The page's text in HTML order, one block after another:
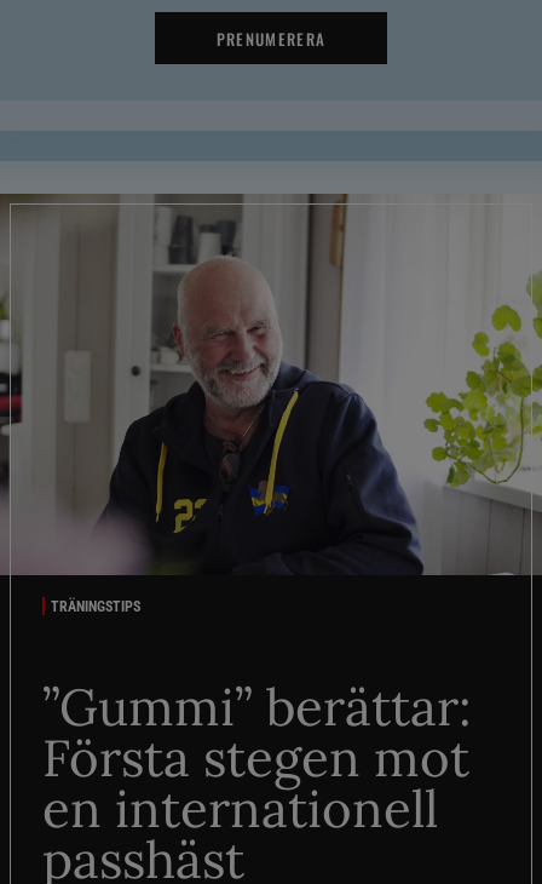
PRENUMERERA
TRÄNINGSTIPS
”Gummi” berättar:
Första stegen mot
en internationell
passhäst